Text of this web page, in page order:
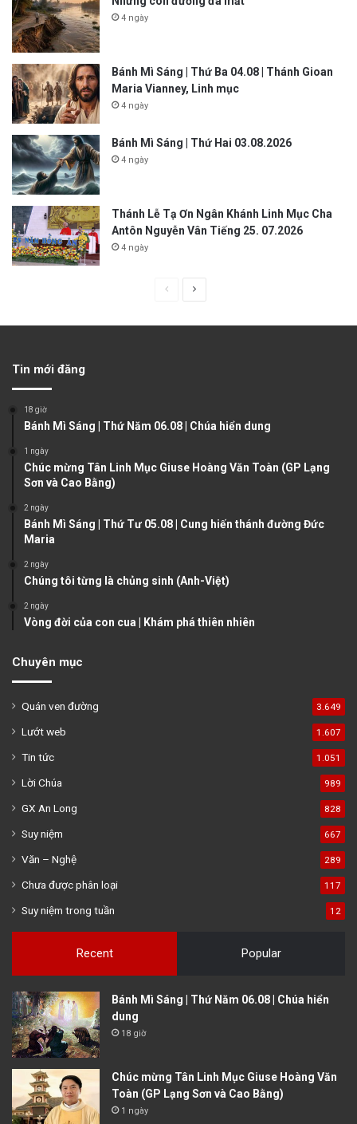
4 ngày
Bánh Mì Sáng | Thứ Ba 04.08 | Thánh Gioan
Maria Vianney, Linh mục
4 ngày
Bánh Mì Sáng | Thứ Hai 03.08.2026
4 ngày
Thánh Lễ Tạ Ơn Ngân Khánh Linh Mục Cha
Antôn Nguyễn Vân Tiếng 25. 07.2026
4 ngày
u
p
g
Tin mới đăng
18 giờ
Bánh Mì Sáng | Thứ Năm 06.08 | Chúa hiển dung
1 ngày
Chúc mừng Tân Linh Mục Giuse Hoàng Văn Toàn (GP Lạng
Sơn và Cao Bằng)
2 ngày
Bánh Mì Sáng | Thứ Tư 05.08 | Cung hiến thánh đường Đức
Maria
2 ngày
Chúng tôi từng là chủng sinh (Anh-Việt)
2 ngày
Vòng đời của con cua | Khám phá thiên nhiên
Chuyên mục
Quán ven đường 3.649
Lướt web 1.607
Tin tức 1.051
Lời Chúa 989
GX An Long 828
Suy niệm 667
Văn – Nghệ 289
Chưa được phân loại 117
Suy niệm trong tuần 12
Recent Popular
Bánh Mì Sáng | Thứ Năm 06.08 | Chúa hiển
dung
18 giờ
Chúc mừng Tân Linh Mục Giuse Hoàng Văn
Toàn (GP Lạng Sơn và Cao Bằng)
1 ngày